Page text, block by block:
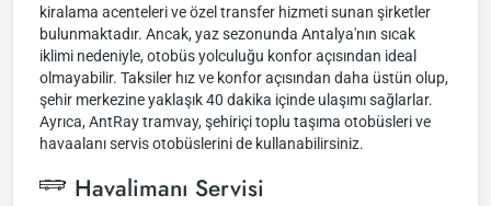
kiralama acenteleri ve özel transfer hizmeti sunan şirketler
bulunmaktadır. Ancak, yaz sezonunda Antalya'nın sıcak
iklimi nedeniyle, otobüs yolculuğu konfor açısından ideal
olmayabilir. Taksiler hız ve konfor açısından daha üstün olup,
şehir merkezine yaklaşık 40 dakika içinde ulaşımı sağlarlar.
Ayrıca, AntRay tramvay, şehiriçi toplu taşıma otobüsleri ve
havaalanı servis otobüslerini de kullanabilirsiniz.
Havalimanı Servisi